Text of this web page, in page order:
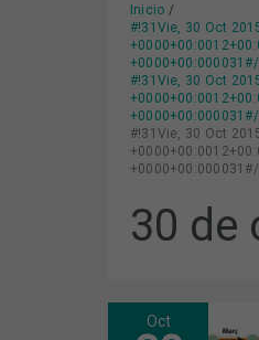
Inicio
#!31Vie, 30 Oct
#!31Vie, 30 Oct
#!31Vie, 30 Oct
30 de
Oct
LA